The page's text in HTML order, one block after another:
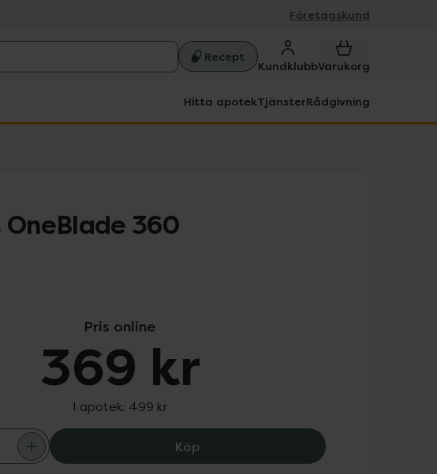
Företagskund
Recept
KundklubbVarukorg
Hitta apotekTjänsterRådgivning
OneBlade 360
Pris online
369 kr
I apotek: 499 kr
Köp Philips OneBlade 360, 369 kr.